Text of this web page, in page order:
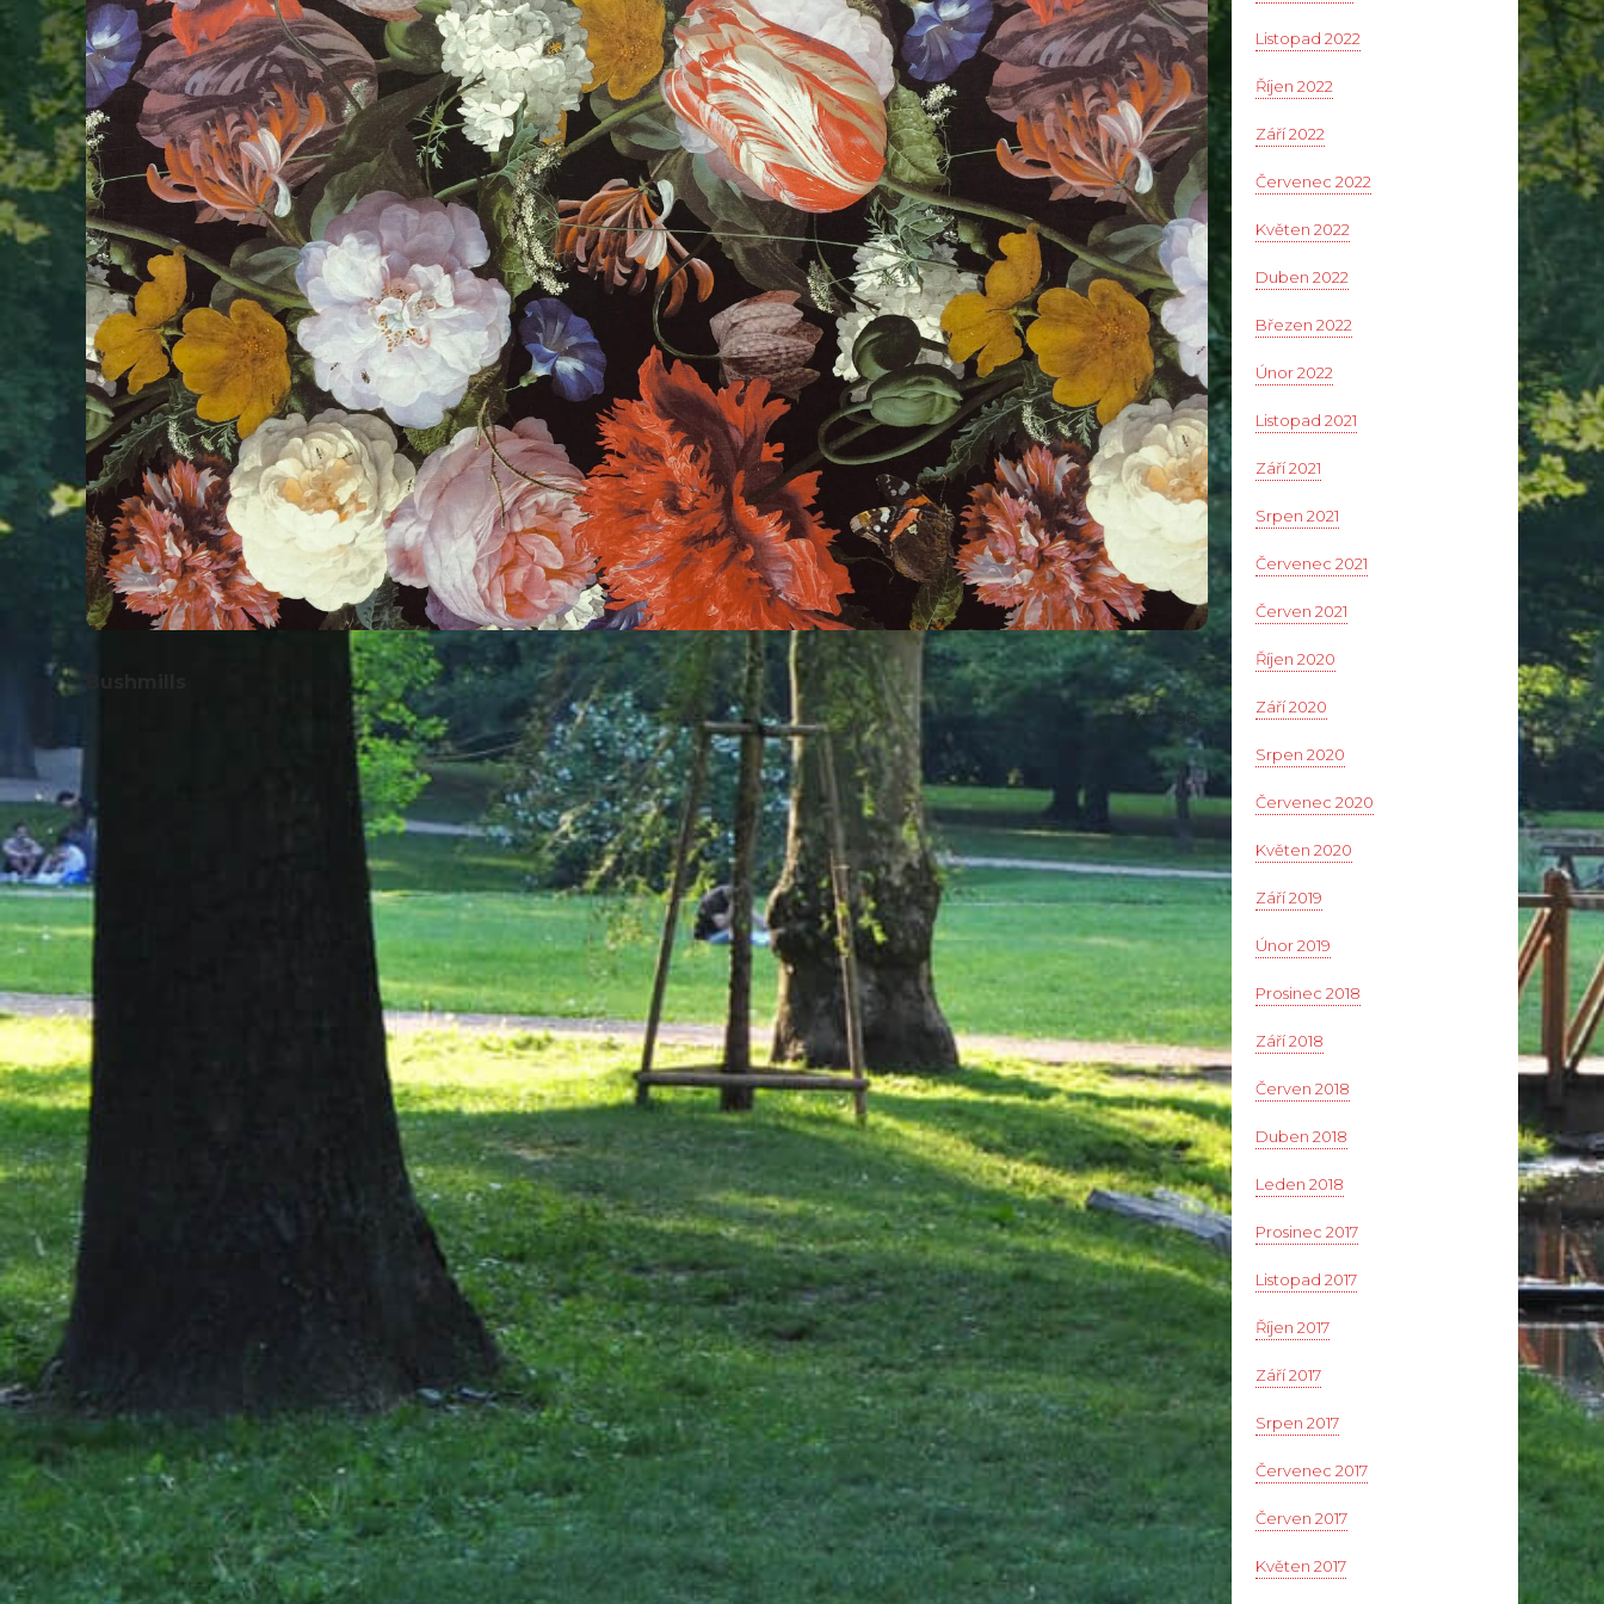
Bushmills
54,- / 108,-
Listopad 2022
Říjen 2022
Září 2022
Červenec 2022
Květen 2022
Duben 2022
Březen 2022
Únor 2022
Listopad 2021
Září 2021
Srpen 2021
Červenec 2021
Červen 2021
Říjen 2020
Září 2020
Srpen 2020
Červenec 2020
Květen 2020
Září 2019
Únor 2019
Prosinec 2018
Září 2018
Červen 2018
Duben 2018
Leden 2018
Prosinec 2017
Listopad 2017
Říjen 2017
Září 2017
Srpen 2017
Červenec 2017
Červen 2017
Květen 2017